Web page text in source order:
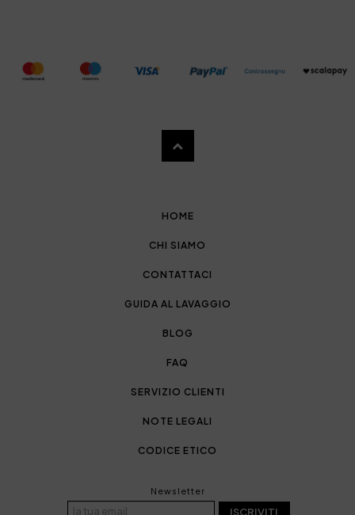
HOME
CHI SIAMO
CONTATTACI
GUIDA AL LAVAGGIO
BLOG
FAQ
SERVIZIO CLIENTI
NOTE LEGALI
CODICE ETICO
Newsletter
ISCRIVITI